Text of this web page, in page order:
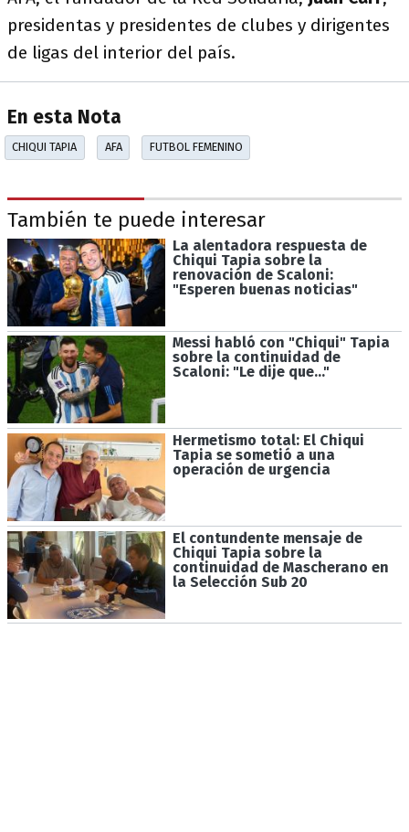
presidentas y presidentes de clubes y dirigentes
de ligas del interior del país.
En esta Nota
CHIQUI TAPIA AFA FUTBOL FEMENINO
También te puede interesar
La alentadora respuesta de
Chiqui Tapia sobre la
renovación de Scaloni:
"Esperen buenas noticias"
Messi habló con "Chiqui" Tapia
sobre la continuidad de
Scaloni: "Le dije que..."
Hermetismo total: El Chiqui
Tapia se sometió a una
operación de urgencia
El contundente mensaje de
Chiqui Tapia sobre la
continuidad de Mascherano en
la Selección Sub 20